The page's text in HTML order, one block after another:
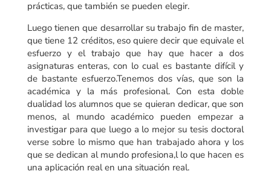
prácticas, que también se pueden elegir.
Luego tienen que desarrollar su trabajo fin de master,
que tiene 12 créditos, eso quiere decir que equivale el
esfuerzo y el trabajo que hay que hacer a dos
asignaturas enteras, con lo cual es bastante difícil y
de bastante esfuerzo.Tenemos dos vías, que son la
académica y la más profesional. Con esta doble
dualidad los alumnos que se quieran dedicar, que son
menos, al mundo académico pueden empezar a
investigar para que luego a lo mejor su tesis doctoral
verse sobre lo mismo que han trabajado ahora y los
que se dedican al mundo profesiona,l lo que hacen es
una aplicación real en una situación real.